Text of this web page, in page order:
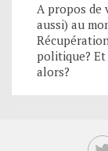
A propos de
aussi) au
politique?
alors?